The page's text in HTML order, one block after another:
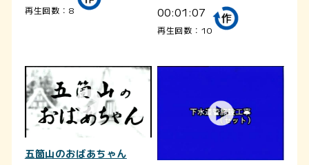
再生回数：8 00:01:07
再生回数：10
五箇山のおばあちゃん